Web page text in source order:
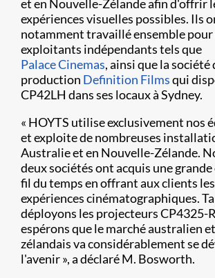
et en Nouvelle-Zélande afin d'offrir
expériences visuelles possibles. Ils
notamment travaillé ensemble pour
exploitants indépendants tels que
Palace Cinemas, ainsi que la société
production Definition Filmsqui
CP42LH dans ses locaux à Sydney.
« HOYTS utilise exclusivement nos
et exploite de nombreuses
Australie et en Nouvelle-Zélande.
deux sociétés ont acquis une grande
fil du temps en offrant aux clients
expériences cinématographiques.
déployons les projecteurs CP4325-
espérons que le marché australien
zélandais va considérablement se
l'avenir », a déclaré M. Bosworth.